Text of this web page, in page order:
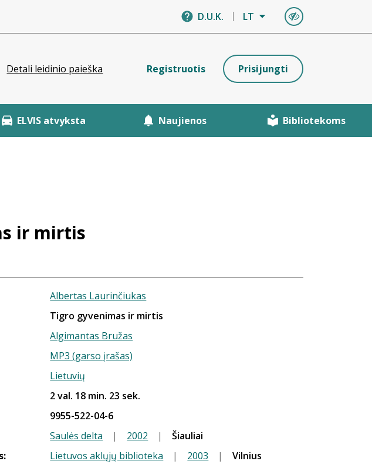
D.U.K. LT
Detali leidinio paieška Registruotis Prisijungti
ELVIS atvyksta Naujienos Bibliotekoms
ir mirtis
Albertas Laurinčiukas
Tigro gyvenimas ir mirtis
Algimantas Bružas
MP3 (garso įrašas)
Lietuvių
2 val. 18 min. 23 sek.
9955-522-04-6
Saulės delta | 2002 |
Šiauliai
Lietuvos aklųjų biblioteka | 2003 | Vilnius